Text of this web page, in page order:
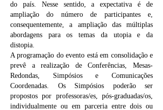
do país. Nesse sentido, a expectativa é de
ampliação do número de participantes e,
consequentemente, a ampliação das múltiplas
abordagens para os temas da utopia e da
distopia.
A programação do evento está em consolidação e
prevê a realização de Conferências, Mesas-
Redondas, Simpósios e Comunicações
Coordenadas. Os Simpósios poderão ser
propostos por professoras/es, pós-graduadas/os,
individualmente ou em parceria entre dois ou